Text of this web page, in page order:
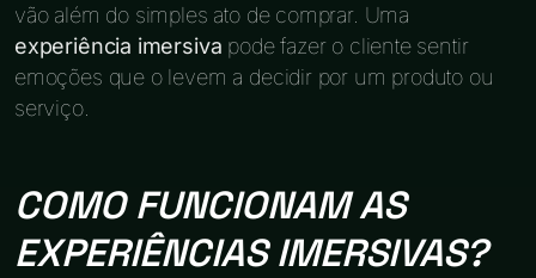
vão além do simples ato de comprar. Uma
experiência imersiva pode fazer o cliente sentir
emoções que o levem a decidir por um produto ou
serviço.
COMO FUNCIONAM AS
EXPERIÊNCIAS IMERSIVAS?